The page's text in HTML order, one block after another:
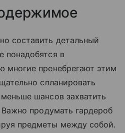
составить детальный
понадобятся в
многие пренебрегают этим
спланировать
шансов захватить
продумать гардероб
предметы между собой.